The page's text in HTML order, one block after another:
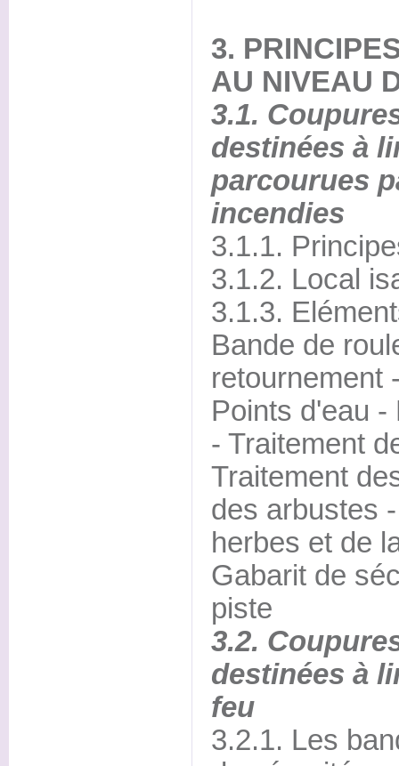
3.
AU NIVEAU
3.1.
destinées à
parcourues
incendies
3.1.1.
3.1.2. Local
3.1.3.
Bande de
retournement
Points d'eau -
- Traitement
Traitement
des arbustes
herbes et de
Gabarit de
piste
3.2.
destinées à
feu
3.2.1. Les